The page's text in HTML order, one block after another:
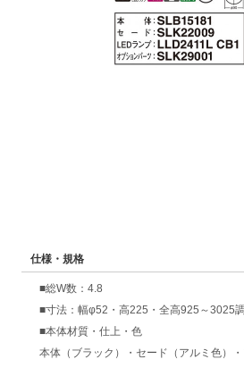
仕様・規格
■総W数：4.8
■寸法：幅φ52・高225・全高925～3025
■本体材質・仕上・色
本体（ブラック）・セード（アルミ色）・